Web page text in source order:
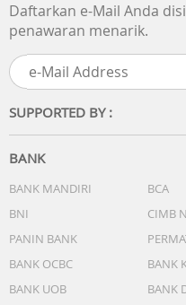
Daftarkan e-Mail Anda
penawaran menarik.
SUPPORTED BY :
BANK
BANK MANDIRI BCA
BNI
CIMB
PANIN BANK
BANK OCBC
BANK
BANK UOB
BANK